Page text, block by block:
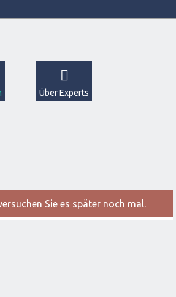
Über Experts
Sie es später noch mal.